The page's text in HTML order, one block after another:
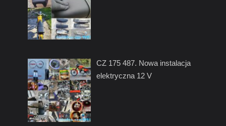
CZ 175 487. Nowa instalacja
elektryczna 12 V